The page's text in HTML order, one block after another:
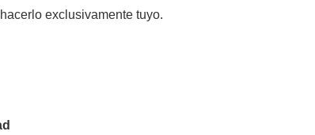
exclusivamente tuyo.